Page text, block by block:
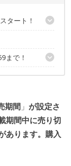
タート！
まで！
期間 」 が設定さ
期間中に売り切
ります。 購入